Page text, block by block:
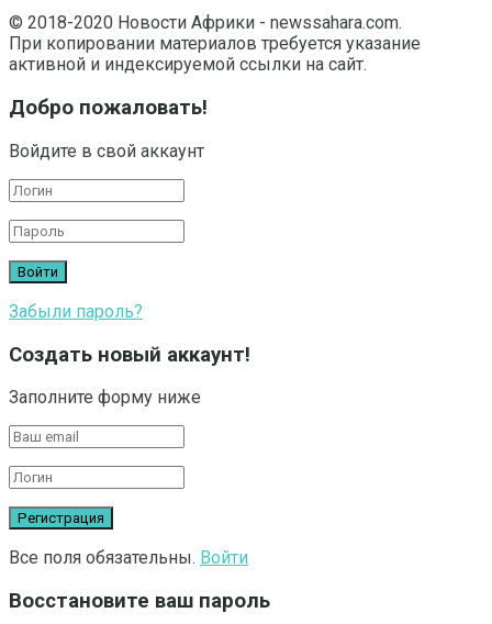
© 2018-2020 Новости Африки - newssahara.com.
При копировании материалов требуется указание
активной и индексируемой ссылки на сайт.
Добро пожаловать!
Войдите в свой аккаунт
Забыли пароль?
Создать новый аккаунт!
Заполните форму ниже
Все поля обязательны. Войти
Восстановите ваш пароль